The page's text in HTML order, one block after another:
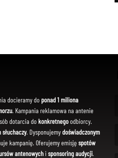
docieramy do ponad 1 miliona
. Kampania reklamowa na antenie
dotarcia dokonkretnegoodbiorcy.
. Dysponujemydoświadczonym
kampanię. Oferujemy emisję spotów
antenowychi sponsoring audycji.